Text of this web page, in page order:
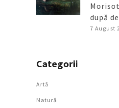
după
7 August
Categorii
Artǎ
Natură